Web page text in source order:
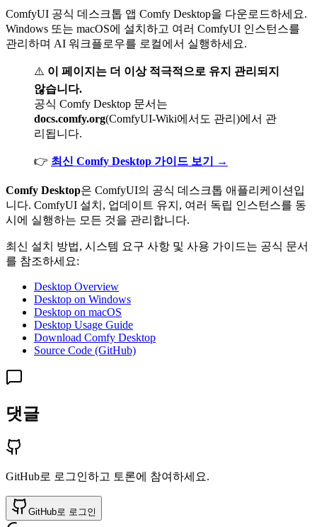
ComfyUI 공식 데스크톱 앱 Comfy Desktop을 다운로드하세요.
Windows 또는 macOS에 설치하고 여러 ComfyUI 인스턴스를
관리하며 AI 워크플로우를 로컬에서 실행하세요.
⚠️ 이 페이지는 더 이상 적극적으로 유지 관리되지
않습니다.
공식 Comfy Desktop 문서는
docs.comfy.org(ComfyUI-Wiki에서도 관리)에서 관
리됩니다.
👉 최신 Comfy Desktop 가이드 보기 →
Comfy Desktop은 ComfyUI의 공식 데스크톱 애플리케이션입
니다. ComfyUI 설치, 업데이트 유지, 여러 독립 인스턴스를 동
시에 실행하는 모든 것을 관리합니다.
최신 설치 방법, 시스템 요구 사항 및 사용 가이드는 공식 문서
를 참조하세요:
Desktop Overview
Desktop on Windows
Desktop on macOS
Desktop Usage Guide
Download Comfy Desktop
Source Code (GitHub)
댓글
GitHub로 로그인하고 토론에 참여하세요.
GitHub로 로그인